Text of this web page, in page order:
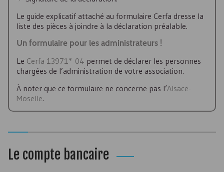
Le guide explicatif attaché au formulaire Cerfa dresse la
liste des pièces à joindre à la déclaration préalable.
Un formulaire pour les administrateurs !
Le Cerfa 13971* 04 permet de déclarer les personnes
chargées de l’administration de votre association.
À noter que ce formulaire ne concerne pas l’Alsace-
Moselle.
Le compte bancaire